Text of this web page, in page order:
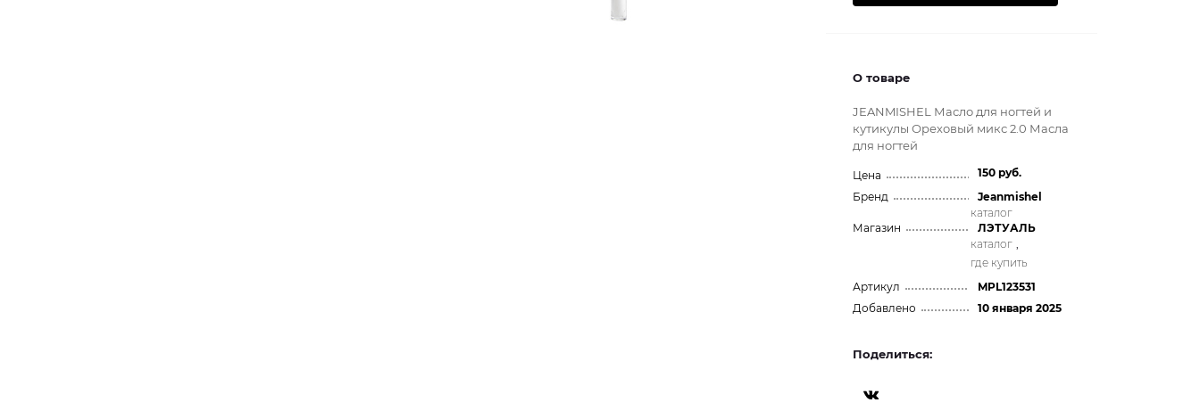
О товаре
JEANMISHEL Масло для ногтей и
кутикулы Ореховый микс 2.0 Масла
для ногтей
Цена
150 руб.
Бренд
Jeanmishel
каталог
Магазин
ЛЭТУАЛЬ
каталог ,
где купить
Артикул
MPL123531
Добавлено
10 января 2025
Поделиться: